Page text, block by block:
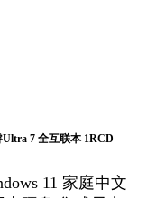
7 全互联本 1RCD
11 家庭中文